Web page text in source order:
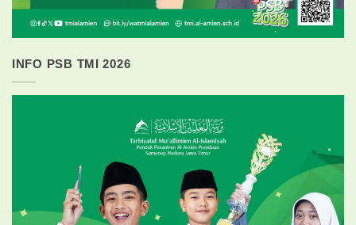
INFO PSB TMI 2026